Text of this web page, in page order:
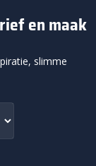
en maak
slimme